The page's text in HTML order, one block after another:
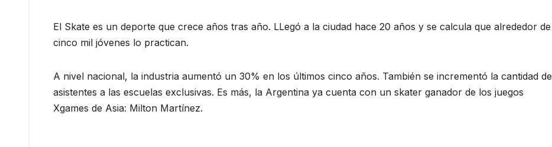
El Skate es un deporte que crece años tras año. LLegó a la ciudad hace 20 años y se calcula que alrededor de
cinco mil jóvenes lo practican.
A nivel nacional, la industria aumentó un 30% en los últimos cinco años. También se incrementó la cantidad de
asistentes a las escuelas exclusivas. Es más, la Argentina ya cuenta con un skater ganador de los juegos
Xgames de Asia: Milton Martínez.